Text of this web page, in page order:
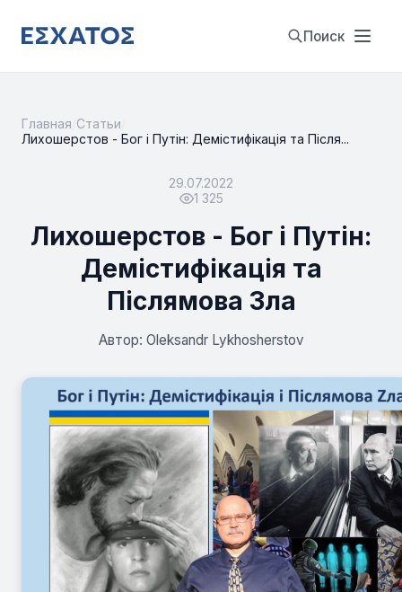
Поиск
Главная Статьи
Лихошерстов - Бог і Путін: Демістифікація та Після...
29.07.2022
1 325
Лихошерстов - Бог і Путін:
Демістифікація та
Післямова Зла
Автор: Oleksandr Lykhosherstov